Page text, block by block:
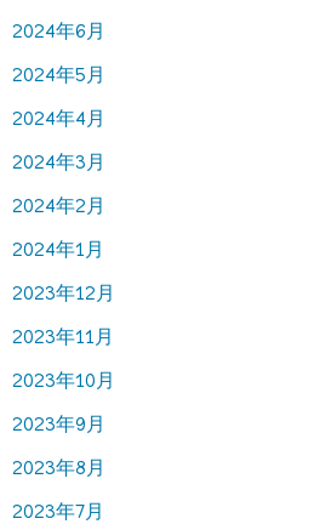
2024年6月
2024年5月
2024年4月
2024年3月
2024年2月
2024年1月
2023年12月
2023年11月
2023年10月
2023年9月
2023年8月
2023年7月